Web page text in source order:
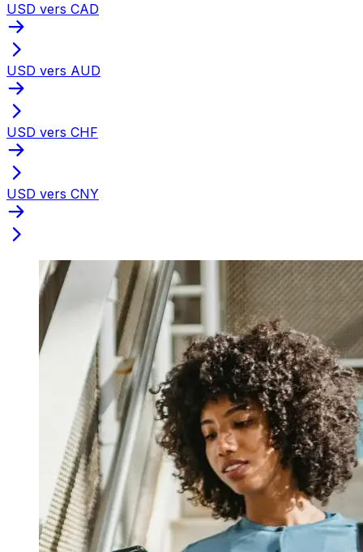
USD vers CAD
USD vers AUD
USD vers CHF
USD vers CNY